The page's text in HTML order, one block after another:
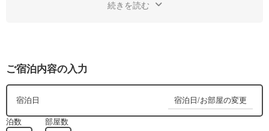
続きを読む
ご宿泊内容の入力
宿泊日
宿泊日/お部屋の変更
泊数
部屋数